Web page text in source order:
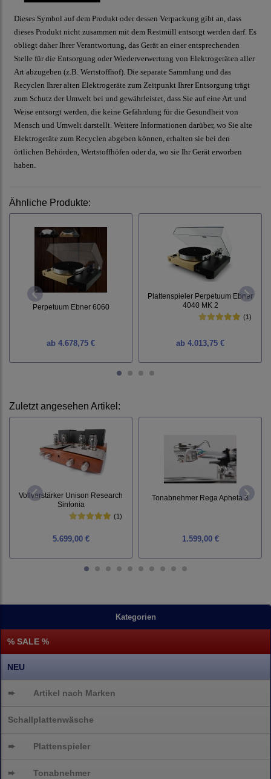
Kategorien
% SALE %
NEU
➨ Artikel nach Marken
Schallplattenwäsche
➨ Plattenspieler
➨ Tonabnehmer
Dieses Symbol auf dem Produkt oder dessen Verpackung gibt an, dass
dieses Produkt nicht zusammen mit dem Restmüll entsorgt werden darf. Es
obliegt daher Ihrer Verantwortung, das Gerät an einer entsprechenden
Stelle für die Entsorgung oder Wiederverwertung von Elektrogeräten aller
Art abzugeben (z.B. Wertstoffhof). Die separate Sammlung und das
Recyclen Ihrer alten Elektrogeräte zum Zeitpunkt Ihrer Entsorgung trägt
zum Schutz der Umwelt bei und gewährleistet, dass Sie auf eine Art und
Weise entsorgt werden, die keine Gefährdung für die Gesundheit von
Mensch und Umwelt darstellt. Weitere Informationen darüber, wo Sie alte
Elektrogeräte zum Recyclen abgeben können, erhalten sie bei den
örtlichen Behörden, Wertstoffhöfen oder da, wo sie Ihr Gerät erworben
haben.
Ähnliche Produkte:
Perpetuum Ebner 6060
ab 4.678,75 €
Plattenspieler Perpetuum Ebner
4040 MK 2
(1)
ab 4.013,75 €
Zuletzt angesehen Artikel:
Vollverstärker Unison Research
Sinfonia
(1)
5.699,00 €
Tonabnehmer Rega Apheta 3
1.599,00 €